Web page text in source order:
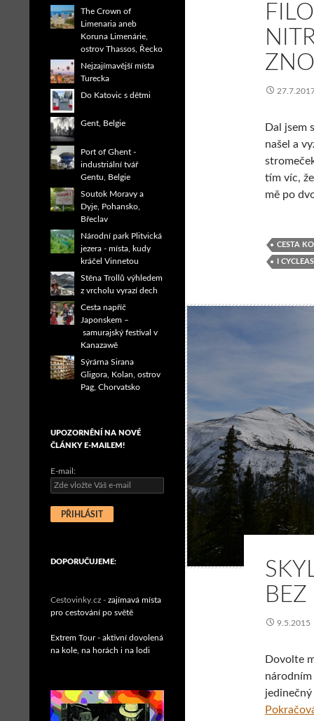
Dal jsem
našel a
tím víc,
mě po
CESTA
I
9.5.2015
Dovolte
národním
The Crown of
Limenaria aneb
Koruna Limenárie,
ostrov Thassos, Řecko
Nejzajímavější místa
Turecka
Do Katovic s dětmi
Gent, Belgie
Port of Ghent -
industriální tvář
Gentu, Belgie
Soutok Moravy a
Dyje, Pohansko,
Břeclav
Národní park Plitvická
jezera - místa, kudy
kráčel Vinnetou
Stěna Trollů výhledem
z vrcholu vyrazí dech
Cesta napříč
Japonskem –
samurajský festival v
Kanazawě
Sýrárna Sirana
Gligora, Kolan, ostrov
Pag, Chorvatsko
UPOZORNĚNÍ NA NOVÉ
ČLÁNKY E-MAILEM!
E-mail:
DOPORUČUJEME:
Cestovinky.cz - zajímavá místa
pro cestování po světě
Extrem Tour - aktivní dovolená
na kole, na horách i na lodi